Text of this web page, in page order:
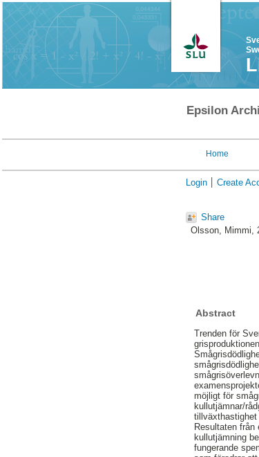
Epsilon
Home
Login Create
Share
Olsson, Mimmi,
Abstract
Trenden för
möjligt för
kullutjämnar/
Resultaten
kullutjämning
fungerande